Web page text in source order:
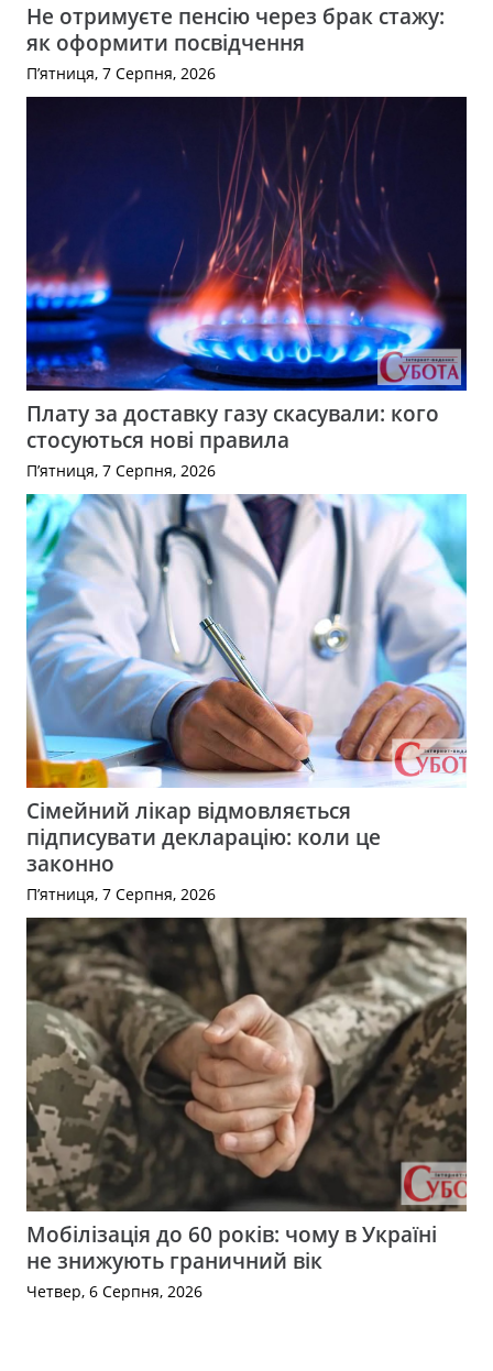
Не отримуєте пенсію через брак стажу:
як оформити посвідчення
П’ятниця, 7 Серпня, 2026
Плату за доставку газу скасували: кого
стосуються нові правила
П’ятниця, 7 Серпня, 2026
Сімейний лікар відмовляється
підписувати декларацію: коли це
законно
П’ятниця, 7 Серпня, 2026
Мобілізація до 60 років: чому в Україні
не знижують граничний вік
Четвер, 6 Серпня, 2026